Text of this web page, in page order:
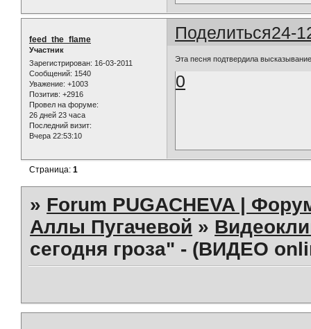
Поделиться24-
feed_the_flame
Участник
Зарегистрирован: 16-03-2011
Сообщений: 1540
Уважение: +1003
Позитив: +2916
Провел на форуме:
26 дней 23 часа
Последний визит:
Вчера 22:53:10
Эта песня подтвердила
0
Страница:1
» Forum PUGACHEVA |
Аллы Пугачевой »
сегодня гроза" - (ВИДЕО